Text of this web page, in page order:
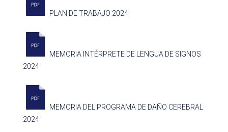
PLAN DE TRABAJO 2024
MEMORIA INTÉRPRETE DE LENGUA DE SIGNOS
2024
MEMORIA DEL PROGRAMA DE DAÑO CEREBRAL
2024